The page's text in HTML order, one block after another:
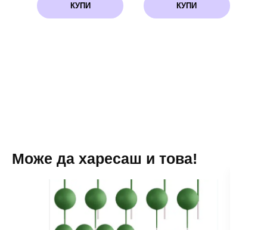
КУПИ КУПИ
Може да харесаш и това!